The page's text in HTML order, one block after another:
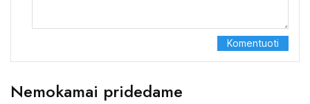
Nemokamai pridedame